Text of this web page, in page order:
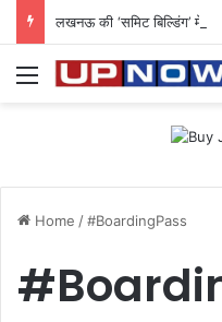
Menu
Home /#BoardingPass